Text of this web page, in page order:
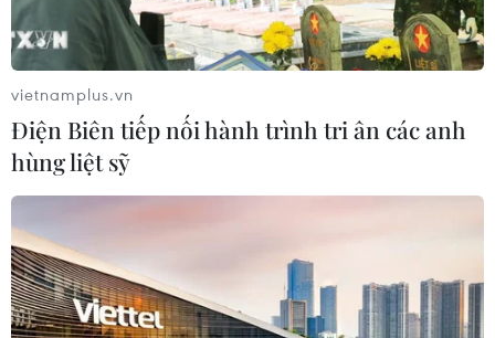
Tòa án Mỹ chỉ định hội đồng thẩm
phán xét xử các vụ kiện về thuế quan
Mục 301
06/08/2026 02:23
Cuba nỗ lực khôi phục hệ thống điện
sau các sự cố toàn quốc
05/08/2026 23:16
vietnamplus.vn
Điện Biên tiếp nối hành trình tri ân các anh
hùng liệt sỹ